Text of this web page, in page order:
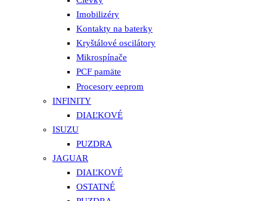
Imobilizéry
Kontakty na baterky
Kryštálové oscilátory
Mikrospínače
PCF pamäte
Procesory eeprom
INFINITY
DIAĽKOVÉ
ISUZU
PUZDRA
JAGUAR
DIAĽKOVÉ
OSTATNÉ